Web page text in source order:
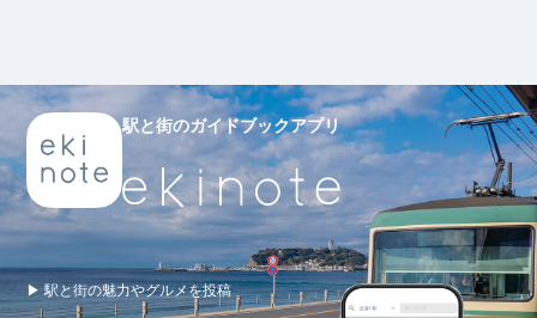
駅と街のガイドブックアプリ
▶ 駅と街の魅力やグルメを投稿